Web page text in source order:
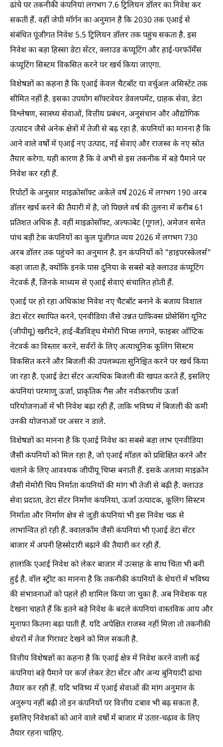
ढांचे पर तकनीकी कंपनियां लगभग 7.6 ट्रिलियन डॉलर का निवेश कर
सकती हैं. वहीं जेपी मॉर्गन का अनुमान है कि 2030 तक एआई से
संबंधित पूंजीगत निवेश 5.5 ट्रिलियन डॉलर तक पहुंच सकता है. इस
निवेश का बड़ा हिस्सा डेटा सेंटर, क्लाउड कंप्यूटिंग और हाई-परफॉर्मेंस
कंप्यूटिंग सिस्टम विकसित करने पर खर्च किया जाएगा.
विशेषज्ञों का कहना है कि एआई केवल चैटबॉट या वर्चुअल असिस्टेंट तक
सीमित नहीं है. इसका उपयोग सॉफ्टवेयर डेवलपमेंट, ग्राहक सेवा, डेटा
विश्लेषण, स्वास्थ्य सेवाओं, वित्तीय प्रबंधन, अनुसंधान और औद्योगिक
उत्पादन जैसे अनेक क्षेत्रों में तेजी से बढ़ रहा है. कंपनियों का मानना है कि
आने वाले वर्षों में एआई नए उत्पाद, नई सेवाएं और राजस्व के नए स्रोत
तैयार करेगा. यही कारण है कि वे अभी से इस तकनीक में बड़े पैमाने पर
निवेश कर रही हैं.
रिपोर्टों के अनुसार माइक्रोसॉफ्ट अकेले वर्ष 2026 में लगभग 190 अरब
डॉलर खर्च करने की तैयारी में है, जो पिछले वर्ष की तुलना में करीब 61
प्रतिशत अधिक है. वहीं माइक्रोसॉफ्ट, अल्फाबेट (गूगल), अमेजन समेत
पांच बड़ी टेक कंपनियों का कुल पूंजीगत व्यय 2026 में लगभग 730
अरब डॉलर तक पहुंचने का अनुमान है. इन कंपनियों को "हाइपरस्केलर्स"
कहा जाता है, क्योंकि इनके पास दुनिया के सबसे बड़े क्लाउड कंप्यूटिंग
नेटवर्क हैं, जिनके माध्यम से एआई सेवाएं संचालित होती हैं.
एआई पर हो रहा अधिकांश निवेश नए चैटबॉट बनाने के बजाय विशाल
डेटा सेंटर स्थापित करने, एनवीडिया जैसे उन्नत ग्राफिक्स प्रोसेसिंग यूनिट
(जीपीयू) खरीदने, हाई-बैंडविड्थ मेमोरी चिप्स लगाने, फाइबर ऑप्टिक
नेटवर्क का विस्तार करने, सर्वरों के लिए अत्याधुनिक कूलिंग सिस्टम
विकसित करने और बिजली की उपलब्धता सुनिश्चित करने पर खर्च किया
जा रहा है. एआई डेटा सेंटर अत्यधिक बिजली की खपत करते हैं, इसलिए
कंपनियां परमाणु ऊर्जा, प्राकृतिक गैस और नवीकरणीय ऊर्जा
परियोजनाओं में भी निवेश बढ़ा रही हैं, ताकि भविष्य में बिजली की कमी
उनकी योजनाओं पर असर न डाले.
विशेषज्ञों का मानना है कि एआई निवेश का सबसे बड़ा लाभ एनवीडिया
जैसी कंपनियों को मिल रहा है, जो एआई मॉडल को प्रशिक्षित करने और
चलाने के लिए आवश्यक जीपीयू चिप्स बनाती हैं. इसके अलावा माइक्रोन
जैसी मेमोरी चिप निर्माता कंपनियों की मांग भी तेजी से बढ़ी है. क्लाउड
सेवा प्रदाता, डेटा सेंटर निर्माण कंपनियां, ऊर्जा उत्पादक, कूलिंग सिस्टम
निर्माता और निर्माण क्षेत्र से जुड़ी कंपनियां भी इस निवेश चक्र से
लाभान्वित हो रही हैं. क्वालकॉम जैसी कंपनियां भी एआई डेटा सेंटर
बाजार में अपनी हिस्सेदारी बढ़ाने की तैयारी कर रही हैं.
हालांकि एआई निवेश को लेकर बाजार में उत्साह के साथ चिंता भी बनी
हुई है. वॉल स्ट्रीट का मानना है कि तकनीकी कंपनियों के शेयरों में भविष्य
की संभावनाओं को पहले ही शामिल किया जा चुका है. अब निवेशक यह
देखना चाहते हैं कि इतने बड़े निवेश के बदले कंपनियां वास्तविक आय और
मुनाफा कितना बढ़ा पाती हैं. यदि अपेक्षित राजस्व नहीं मिला तो तकनीकी
शेयरों में तेज गिरावट देखने को मिल सकती है.
वित्तीय विशेषज्ञों का कहना है कि एआई क्षेत्र में निवेश करने वाली कई
कंपनियां बड़े पैमाने पर कर्ज लेकर डेटा सेंटर और अन्य बुनियादी ढांचा
तैयार कर रही हैं. यदि भविष्य में एआई सेवाओं की मांग अनुमान के
अनुरूप नहीं बढ़ी तो इन कंपनियों पर वित्तीय दबाव भी बढ़ सकता है.
इसलिए निवेशकों को आने वाले वर्षों में बाजार में उतार-चढ़ाव के लिए
तैयार रहना चाहिए.